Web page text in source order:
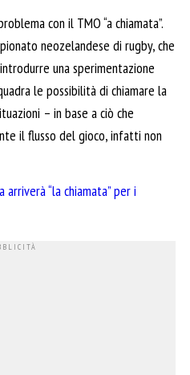
con il TMO “a chiamata”.
neozelandese di rugby, che
una sperimentazione
le possibilità di chiamare la
– in base a ciò che
il flusso del gioco, infatti non
“la chiamata” per i